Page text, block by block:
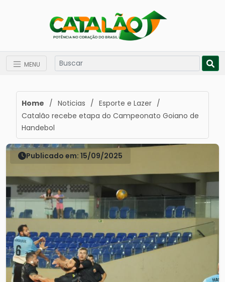
MENU
Home / Noticias / Esporte e Lazer /
Catalão recebe etapa do Campeonato Goiano de
Handebol
Publicado em: 15/09/2025